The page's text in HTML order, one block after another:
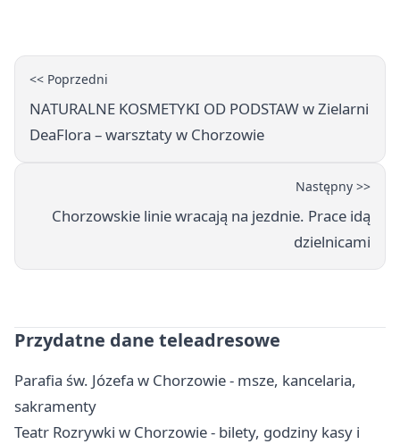
<< Poprzedni
NATURALNE KOSMETYKI OD PODSTAW w Zielarni
DeaFlora – warsztaty w Chorzowie
Następny >>
Chorzowskie linie wracają na jezdnie. Prace idą
dzielnicami
Przydatne dane teleadresowe
Parafia św. Józefa w Chorzowie - msze, kancelaria,
sakramenty
Teatr Rozrywki w Chorzowie - bilety, godziny kasy i